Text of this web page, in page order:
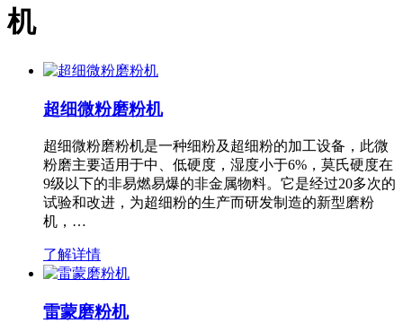
机
超细微粉磨粉机
超细微粉磨粉机是一种细粉及超细粉的加工设备，此微
粉磨主要适用于中、低硬度，湿度小于6%，莫氏硬度在
9级以下的非易燃易爆的非金属物料。它是经过20多次的
试验和改进，为超细粉的生产而研发制造的新型磨粉
机，…
了解详情
雷蒙磨粉机